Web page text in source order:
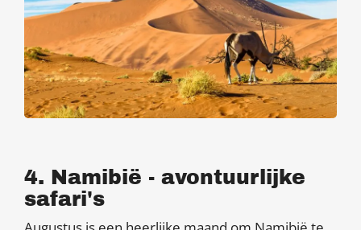
4. Namibië - avontuurlijke
safari's